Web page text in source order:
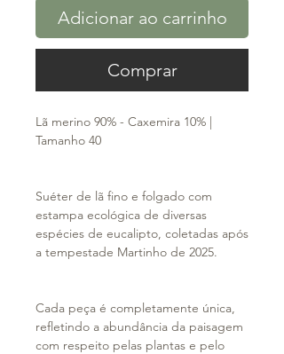
Adicionar ao carrinho
Comprar
Lã merino 90% - Caxemira 10% |
Tamanho 40
Suéter de lã fino e folgado com
estampa ecológica de diversas
espécies de eucalipto, coletadas após
a tempestade Martinho de 2025.
Cada peça é completamente única,
refletindo a abundância da paisagem
com respeito pelas plantas e pelo